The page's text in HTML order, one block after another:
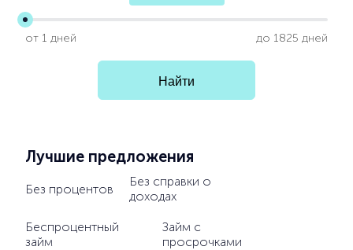
от 1 дней до 1825 дней
Лучшие предложения
Без процентов
Без справки о
доходах
Беспроцентный
займ
Займ с
просрочками